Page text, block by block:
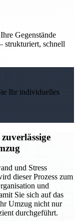
Gegenstände
strukturiert, schnell
Ihr individuelles
und Stress
dieser Prozess zum
und
Sie sich auf das
Umzug nicht nur
durchgeführt.